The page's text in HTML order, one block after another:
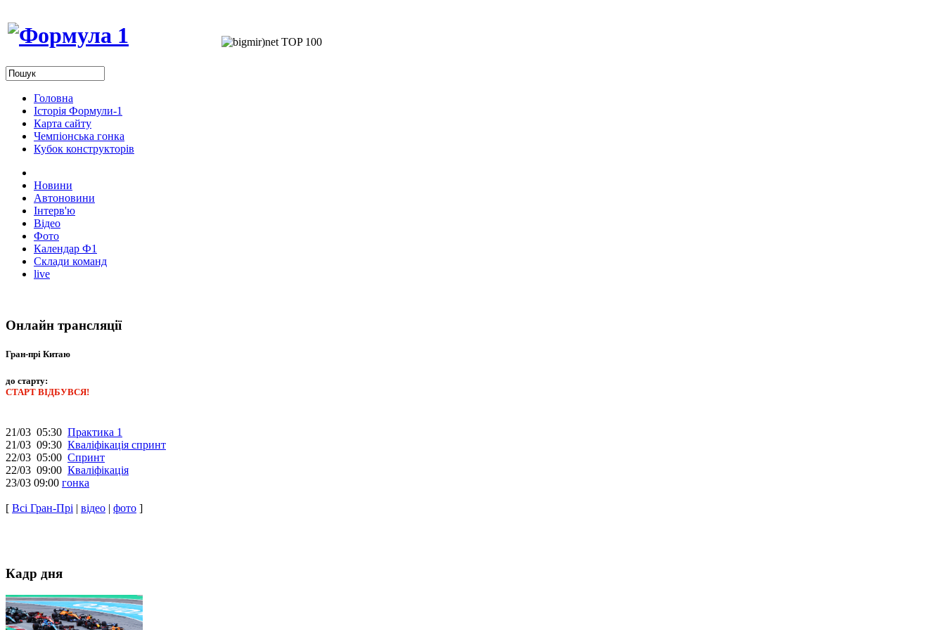
Головна
Історія Формули-1
Карта сайту
Чемпіонська гонка
Кубок конструкторів
Новини
Автоновини
Інтерв'ю
Відео
Фото
Календар Ф1
Склади команд
live
Онлайн трансляції
Гран-прі Китаю
до старту:
СТАРТ ВІДБУВСЯ!
21/03 05:30 Практика 1
21/03 09:30 Кваліфікація спринт
22/03 05:00 Спринт
22/03 09:00 Кваліфікація
23/03 09:00 гонка
[ Всі Гран-Прі | відео | фото ]
Кадр дня